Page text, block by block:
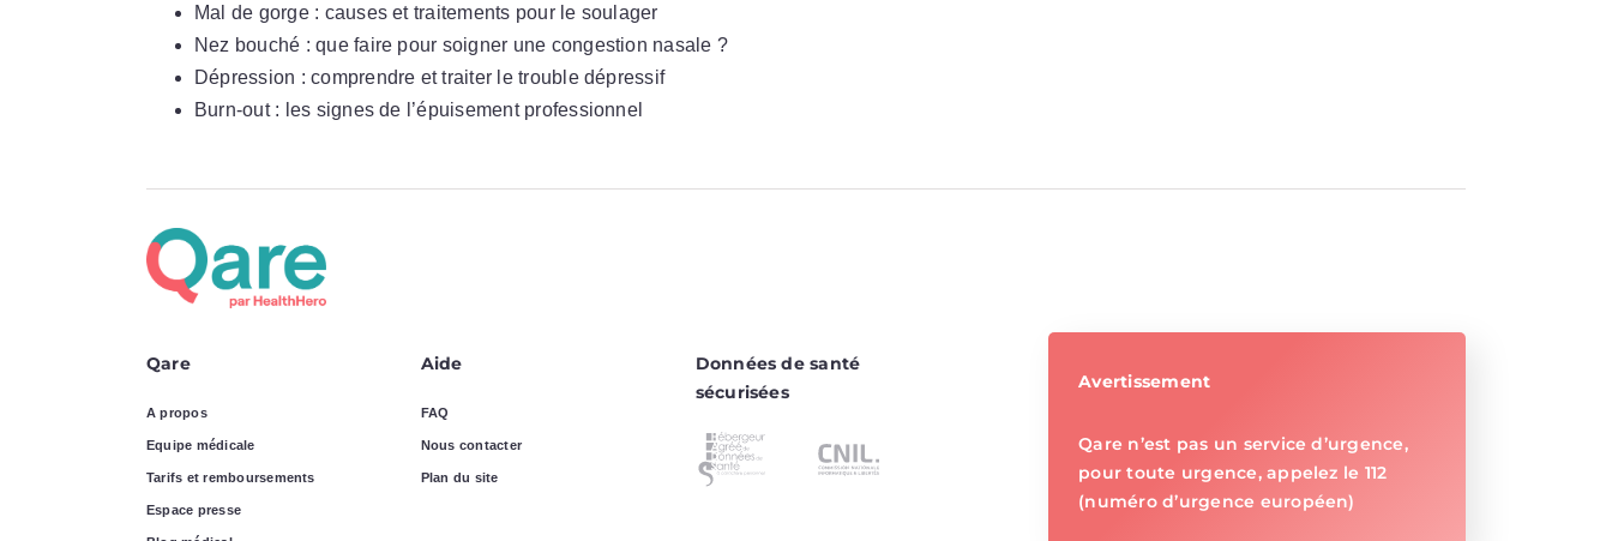
Mal de gorge : causes et traitements pour le soulager
Nez bouché : que faire pour soigner une congestion nasale ?
Dépression : comprendre et traiter le trouble dépressif
Burn-out : les signes de l’épuisement professionnel
Qare
A propos
Equipe médicale
Tarifs et remboursements
Espace presse
Aide
FAQ
Nous contacter
Plan du site
Données de santé
sécurisées
Avertissement
Qare n’est pas un service d’urgence,
pour toute urgence, appelez le 112
(numéro d’urgence européen)